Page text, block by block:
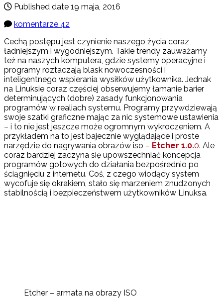
Published date 19 maja, 2016
komentarze 42
Cechą postępu jest czynienie naszego życia coraz
ładniejszym i wygodniejszym. Takie trendy zauważamy
też na naszych komputera, gdzie systemy operacyjne i
programy roztaczają blask nowoczesności i
inteligentnego wspierania wysiłków użytkownika. Jednak
na Linuksie coraz częściej obserwujemy łamanie barier
determinujących (dobre) zasady funkcjonowania
programów w realiach systemu. Programy przywdziewają
swoje szatki graficzne mając za nic systemowe ustawienia
– i to nie jest jeszcze może ogromnym wykroczeniem. A
przykładem na to jest bajecznie wyglądające i proste
narzędzie do nagrywania obrazów iso – Etcher 1.0.0. Ale
coraz bardziej zaczyna się upowszechniać koncepcja
programów gotowych do działania bezpośrednio po
ściągnięciu z internetu. Coś, z czego wiodący system
wycofuje się okrakiem, stało się marzeniem znudzonych
stabilnością i bezpieczeństwem użytkowników Linuksa.
Etcher – armata na obrazy ISO